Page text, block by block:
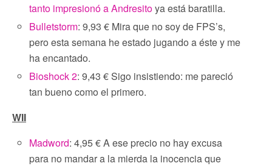
tanto impresionó a Andresitoya está baratilla.
Bulletstorm: 9,93 € Mira que no soy de FPS’s,
pero esta semana he estado jugando a éste y me
ha encantado.
Bioshock 2: 9,43 € Sigo insistiendo: me pareció
tan bueno como el primero.
WII
Madword: 4,95 € A ese precio no hay excusa
para no mandar a la mierda la inocencia que